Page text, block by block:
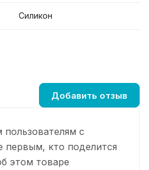
Силикон
с
первым, кто поделится
этом товаре
Добавить отзыв